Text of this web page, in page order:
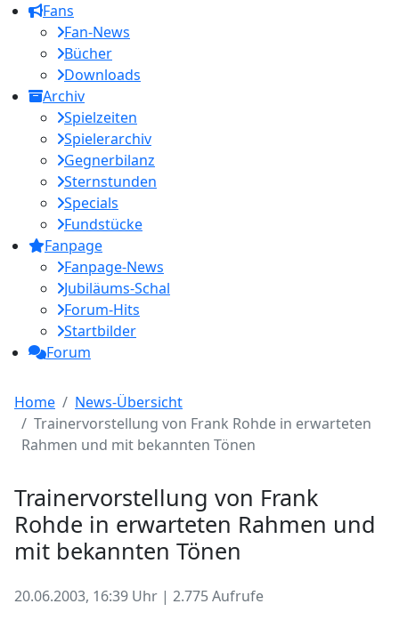
Fans
Fan-News
Bücher
Downloads
Archiv
Spielzeiten
Spielerarchiv
Gegnerbilanz
Sternstunden
Specials
Fundstücke
Fanpage
Fanpage-News
Jubiläums-Schal
Forum-Hits
Startbilder
Forum
Home
News-Übersicht
Trainervorstellung von Frank Rohde in erwarteten
Rahmen und mit bekannten Tönen
Trainervorstellung von Frank
Rohde in erwarteten Rahmen und
mit bekannten Tönen
20.06.2003, 16:39 Uhr | 2.775 Aufrufe